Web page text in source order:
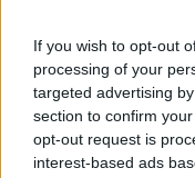
If you wish to opt-out
processing of your
targeted advertising
section to confirm
opt-out request is
interest-based ads